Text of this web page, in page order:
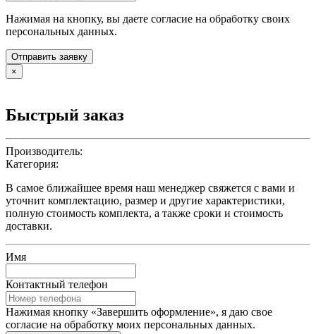
Нажимая на кнопку, вы даете согласие на обработку своих
персональных данных.
Отправить заявку
×
Быстрый заказ
Производитель:
Категория:
В самое ближайшее время наш менеджер свяжется с вами и
уточнит комплектацию, размер и другие характеристики,
полную стоимость комплекта, а также сроки и стоимость
доставки.
Имя
Контактный телефон
Нажимая кнопку «Завершить оформление», я даю свое
согласие на обработку моих персональных данных.